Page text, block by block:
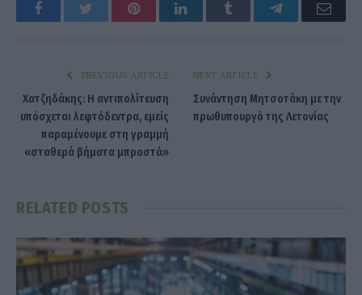
Facebook Twitter PinterestLinkedIn Tumblr Telegram
PREVIOUS ARTICLE
Χατζηδάκης: Η αντιπολίτευση
υπόσχεται λεφτόδεντρα, εμείς
παραμένουμε στη γραμμή
«σταθερά βήματα μπροστά»
NEXT ARTICLE
Συνάντηση Μητσοτάκη με την
πρωθυπουργό της Λετονίας
RELATED POSTS